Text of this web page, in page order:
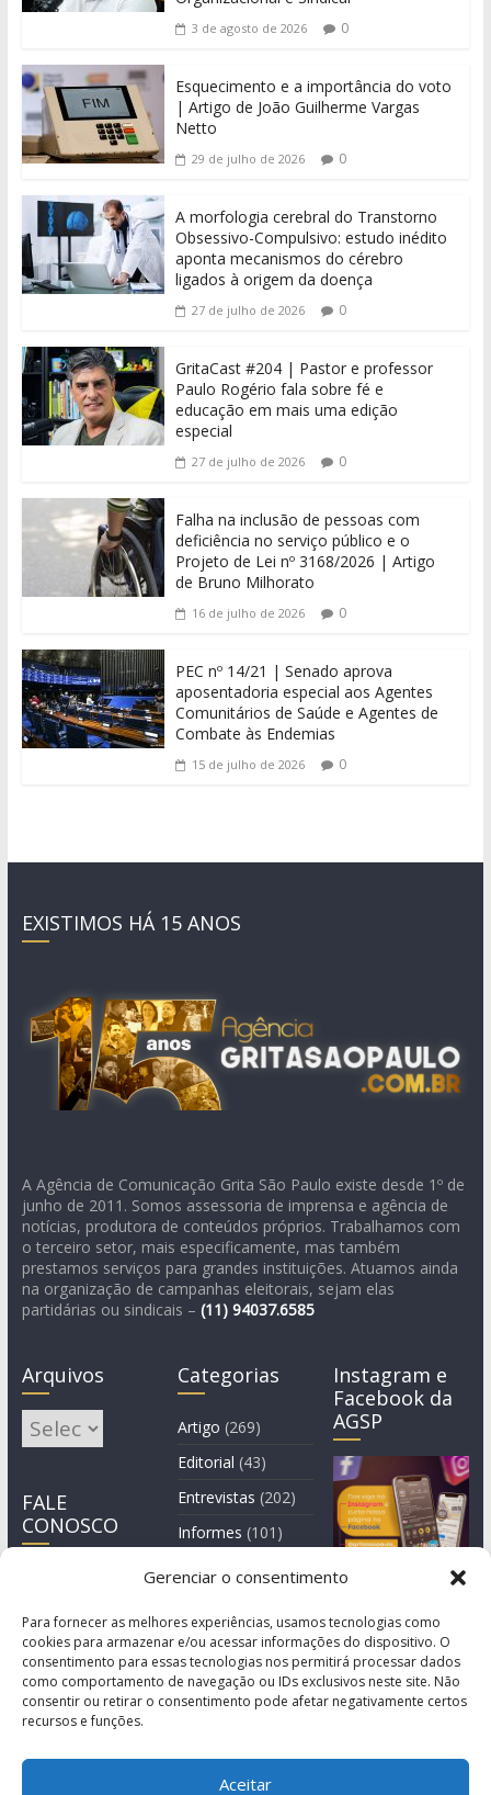
Gerenciar o consentimento
Para fornecer as melhores experiências, usamos tecnologias como
cookies para armazenar e/ou acessar informações do dispositivo. O
consentimento para essas tecnologias nos permitirá processar dados
como comportamento de navegação ou IDs exclusivos neste site. Não
consentir ou retirar o consentimento pode afetar negativamente certos
recursos e funções.
Aceitar
3 de agosto de 2026 0
Esquecimento e a importância do voto
| Artigo de João Guilherme Vargas
Netto
29 de julho de 2026 0
A morfologia cerebral do Transtorno
Obsessivo-Compulsivo: estudo inédito
aponta mecanismos do cérebro
ligados à origem da doença
27 de julho de 2026 0
GritaCast #204 | Pastor e professor
Paulo Rogério fala sobre fé e
educação em mais uma edição
especial
27 de julho de 2026 0
Falha na inclusão de pessoas com
deficiência no serviço público e o
Projeto de Lei nº 3168/2026 | Artigo
de Bruno Milhorato
16 de julho de 2026 0
PEC nº 14/21 | Senado aprova
aposentadoria especial aos Agentes
Comunitários de Saúde e Agentes de
Combate às Endemias
15 de julho de 2026 0
EXISTIMOS HÁ 15 ANOS
A Agência de Comunicação Grita São Paulo existe desde 1º de
junho de 2011. Somos assessoria de imprensa e agência de
notícias, produtora de conteúdos próprios. Trabalhamos com
o terceiro setor, mais especificamente, mas também
prestamos serviços para grandes instituições. Atuamos ainda
na organização de campanhas eleitorais, sejam elas
partidárias ou sindicais – (11) 94037.6585
Arquivos
Arquivos
FALE
CONOSCO
Categorias
Artigo (269)
Editorial (43)
Entrevistas (202)
Informes (101)
Manchete
Instagram e
Facebook da
AGSP